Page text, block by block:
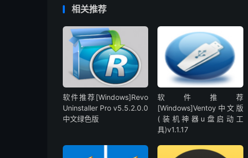
相关推荐
软件推荐[Windows]Revo
Uninstaller Pro v5.5.2.0.0
中文绿色版
软件推荐
[Windows]Ventoy中文版
(装机神器u盘启动工
具)v1.1.17